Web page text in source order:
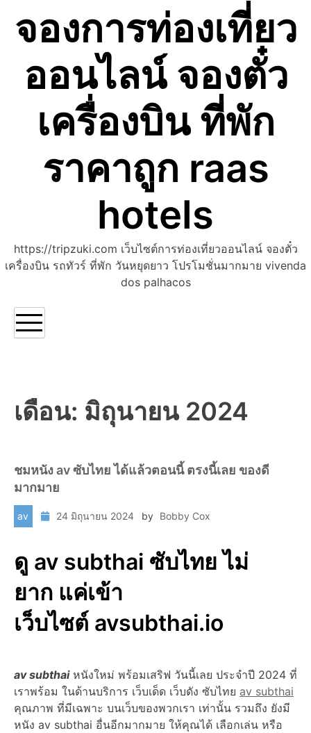
contentจองการท่องเที่ยว
ออนไลน์ จองตั๋ว
เครื่องบิน ที่พัก
ราคาถูก raas
hotels
https://tripzuki.com เว็บไซต์การท่องเที่ยวออนไลน์ จองตั๋ว
เครื่องบิน รถทัวร์ ที่พัก วันหยุดยาว โปรโมชั่นมากมาย vivenda
dos palhacos
เดือน: มิถุนายน 2024
ชมหนัง av ซับไทย ได้แล้วตอนนี้ ตรงนี้เลย ของดี
มากมาย
av 24 มิถุนายน 2024 by Bobby Cox
ดู av subthai ซับไทย ไม่
ยาก แค่เข้า
เว็บไซต์ avsubthai.io
av subthaiหนังใหม่ พร้อมเสริฟ วันนี้เลย ประจำปี 2024 ที่
เราพร้อม ในด้านบริการ เว็บเด็ด เว็บดัง ซับไทย av subthai
คุณภาพ ที่มีเฉพาะ บนเว็บของพวกเรา เท่านั้น รวมถึง ยังมี
หนัง av subthai อื่นอีกมากมาย ให้คุณได้ เลือกเล่น หรือ